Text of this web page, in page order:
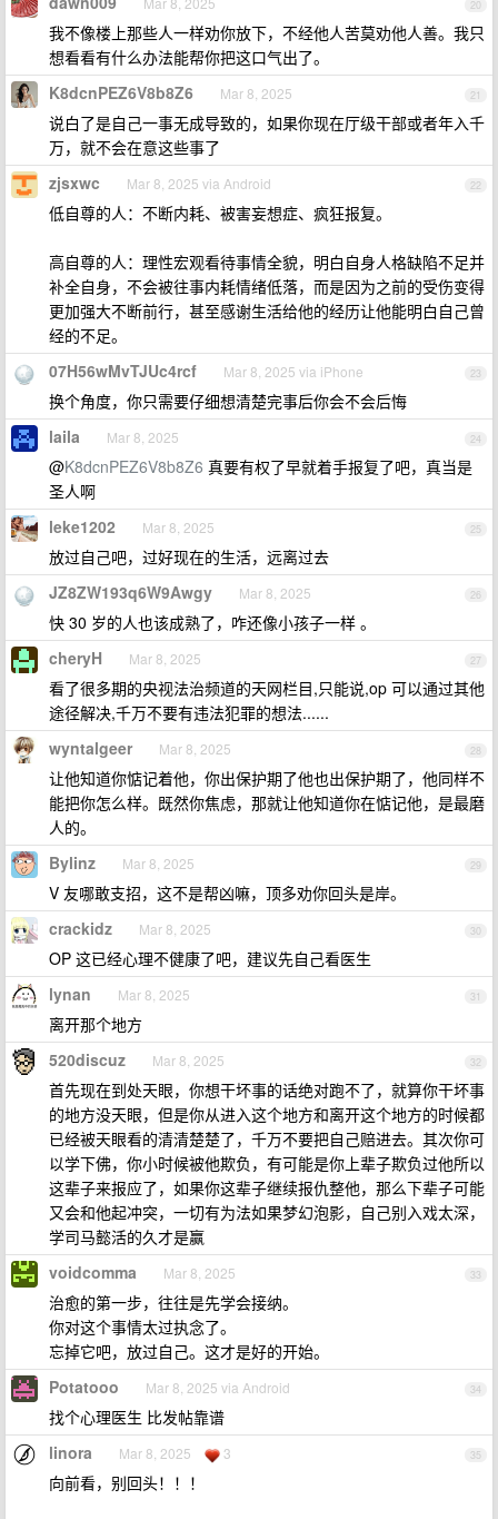
20
我不像楼上那些人一样劝你放下，不经他人苦莫劝他人善。我只
想看看有什么办法能帮你把这口气出了。
21
K8dcnPEZ6V8b8Z6 Mar 8, 2025
说白了是自己一事无成导致的，如果你现在厅级干部或者年入千
万，就不会在意这些事了
22
zjsxwc Mar 8, 2025 via Android
低自尊的人：不断内耗、被害妄想症、疯狂报复。
高自尊的人：理性宏观看待事情全貌，明白自身人格缺陷不足并
补全自身，不会被往事内耗情绪低落，而是因为之前的受伤变得
更加强大不断前行，甚至感谢生活给他的经历让他能明白自己曾
经的不足。
23
07H56wMvTJUc4rcf Mar 8, 2025 via iPhone
换个角度，你只需要仔细想清楚完事后你会不会后悔
24
laila Mar 8, 2025
@K8dcnPEZ6V8b8Z6 真要有权了早就着手报复了吧，真当是
圣人啊
25
leke1202 Mar 8, 2025
放过自己吧，过好现在的生活，远离过去
26
JZ8ZW193q6W9Awgy Mar 8, 2025
快 30 岁的人也该成熟了，咋还像小孩子一样 。
27
cheryH Mar 8, 2025
看了很多期的央视法治频道的天网栏目,只能说,op 可以通过其他
途径解决,千万不要有违法犯罪的想法......
28
wyntalgeer Mar 8, 2025
让他知道你惦记着他，你出保护期了他也出保护期了，他同样不
能把你怎么样。既然你焦虑，那就让他知道你在惦记他，是最磨
人的。
29
Bylinz Mar 8, 2025
V 友哪敢支招，这不是帮凶嘛，顶多劝你回头是岸。
30
crackidz Mar 8, 2025
OP 这已经心理不健康了吧，建议先自己看医生
31
lynan Mar 8, 2025
离开那个地方
32
520discuz Mar 8, 2025
首先现在到处天眼，你想干坏事的话绝对跑不了，就算你干坏事
的地方没天眼，但是你从进入这个地方和离开这个地方的时候都
已经被天眼看的清清楚楚了，千万不要把自己赔进去。其次你可
以学下佛，你小时候被他欺负，有可能是你上辈子欺负过他所以
这辈子来报应了，如果你这辈子继续报仇整他，那么下辈子可能
又会和他起冲突，一切有为法如果梦幻泡影，自己别入戏太深，
学司马懿活的久才是赢
33
voidcomma Mar 8, 2025
治愈的第一步，往往是先学会接纳。
你对这个事情太过执念了。
忘掉它吧，放过自己。这才是好的开始。
34
Potatooo Mar 8, 2025 via Android
找个心理医生 比发帖靠谱
35
linora Mar 8, 2025 3
向前看，别回头！！！